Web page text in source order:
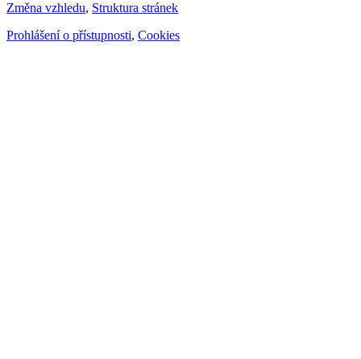
Změna vzhledu, Struktura stránek
Prohlášení o přístupnosti, Cookies